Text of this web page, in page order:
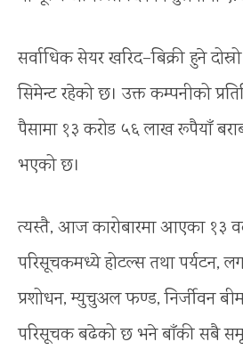
सर्वाधिक सेयर खरिद–बिक्री हुने
सिमेन्ट रहेको छ। उक्त कम्पनीको
पैसामा १३ करोड ५६ लाख रूपैयाँ
भएको छ।
त्यस्तै, आज कारोबारमा आएका १३
परिसूचकमध्ये होटल्स तथा पर्यटन,
प्रशोधन, म्युचुअल फण्ड, निर्जीवन
परिसूचक बढेको छ भने बाँकी सबै